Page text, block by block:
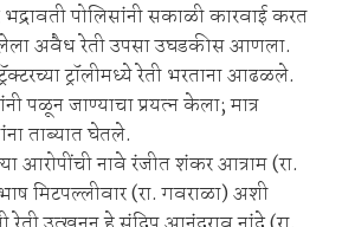
भद्रावती पोलिसांनी सकाळी कारवाई करत
अवैध रेती उपसा उघडकीस आणला.
ट्रॉलीमध्ये रेती भरताना आढळले.
पळून जाण्याचा प्रयत्न केला; मात्र
ताब्यात घेतले.
नावे रंजीत शंकर आत्राम (रा.
मिटपल्लीवार (रा. गवराळा) अशी